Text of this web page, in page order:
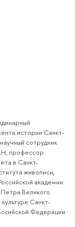
истории Санкт-
сотрудник
профессор
в Санкт-
живописи,
академии
Великого
Санкт-
Федерации